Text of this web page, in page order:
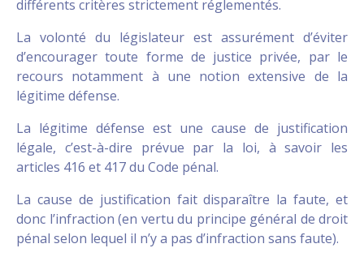
différents critères strictement réglementés.
La volonté du législateur est assurément d’éviter
d’encourager toute forme de justice privée, par le
recours notamment à une notion extensive de la
légitime défense.
La légitime défense est une cause de justification
légale, c’est-à-dire prévue par la loi, à savoir les
articles 416 et 417 du Code pénal.
La cause de justification fait disparaître la faute, et
donc l’infraction (en vertu du principe général de droit
pénal selon lequel il n’y a pas d’infraction sans faute).